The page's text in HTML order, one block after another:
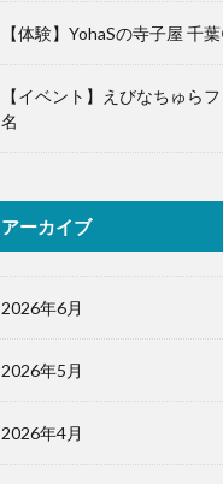
【体験】YohaSの寺子屋 千
【イベント】えびなちゅら
名
アーカイブ
2026年6月
2026年5月
2026年4月